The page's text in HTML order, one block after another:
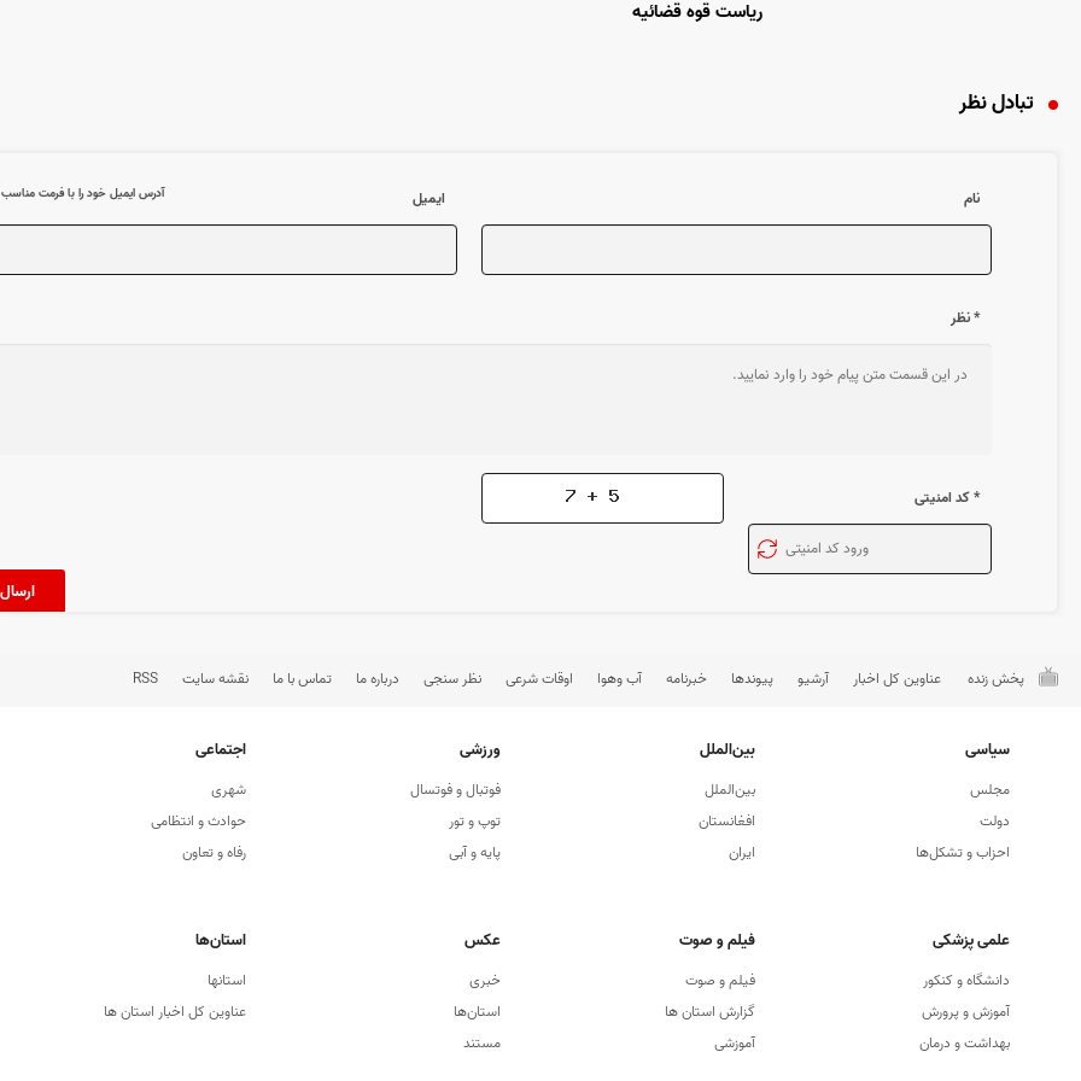
ریاست قوه قضائیه
تبادل نظر
نام ایمیل آدرس ایمیل خود را با فرمت مناسب
* نظر
* کد امنیتی
پخش زنده عناوین کل اخبار آرشیو پیوندها خبرنامه آب وهوا اوقات شرعی نظر سنجی درباره ما تماس با ما نقشه سایت RSS
سیاسی
مجلس
دولت
احزاب و تشکل‌ها
بین‌الملل
بین‌الملل
افغانستان
ایران
ورزشی
فوتبال و فوتسال
توپ و تور
پایه و آبی
اجتماعی
شهری
حوادث و انتظامی
رفاه و تعاون
علمی پزشکی
دانشگاه و كنكور
آموزش و پرورش
بهداشت و درمان
فیلم و صوت
فیلم و صوت
گزارش استان ها
آموزشی
عکس
خبری
استان‌ها
مستند
استان‌ها
استانها
عناوین کل اخبار استان ها